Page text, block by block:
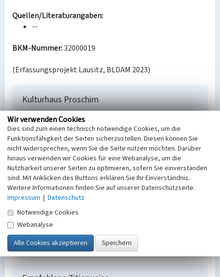
Quellen/Literaturangaben:
--
BKM-Nummer:32000019
(Erfassungsprojekt Lausitz, BLDAM 2023)
Kulturhaus Proschim
Schlagwörter
Kulturzentrum Kulturforum (Bauwerk)
Ort
Proschim
Alternativer Ortsname
Prozym
Fachsicht(en)
Denkmalpflege
Erfassungsmaßstab
Keine Angabe
Erfassungsmethode
Übernahme aus externer Fachdatenbank
Wir verwenden Cookies
Dies sind zum einen technisch notwendige Cookies, um die
Funktionsfähigkeit der Seiten sicherzustellen. Diesen können Sie
nicht widersprechen, wenn Sie die Seite nutzen möchten. Darüber
hinaus verwenden wir Cookies für eine Webanalyse, um die
Nutzbarkeit unserer Seiten zu optimieren, sofern Sie einverstanden
sind. Mit Anklicken des Buttons erklären Sie Ihr Einverständnis.
Weitere Informationen finden Sie auf unserer Datenschutzseite.
Impressum | Datenschutz
Notwendige Cookies
Webanalyse